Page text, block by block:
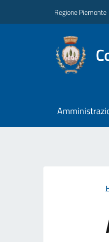
Regione Piemonte